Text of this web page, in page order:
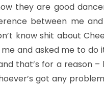
they are good
between me
know shit about
and asked me to do
that’s for a reason –
got any